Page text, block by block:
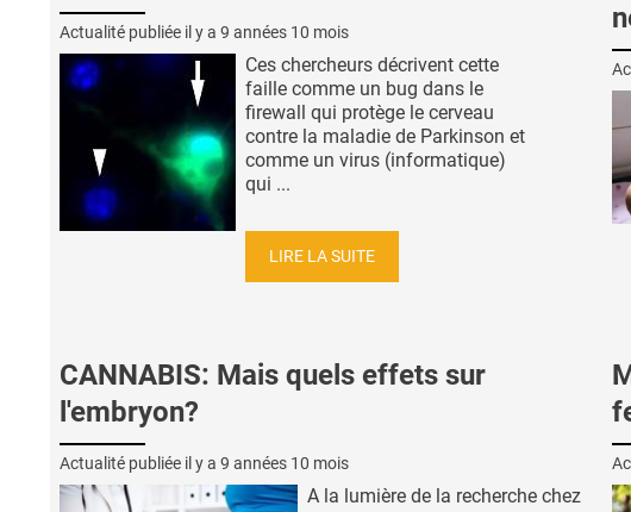
Actualité publiée il y a 9 années 10 mois
Ces chercheurs décrivent cette
faille comme un bug dans le
firewall qui protège le cerveau
contre la maladie de Parkinson et
comme un virus (informatique)
qui ...
LIRE LA SUITE
CANNABIS: Mais quels effets sur
l'embryon?
Actualité publiée il y a 9 années 10 mois
A la lumière de la recherche chez